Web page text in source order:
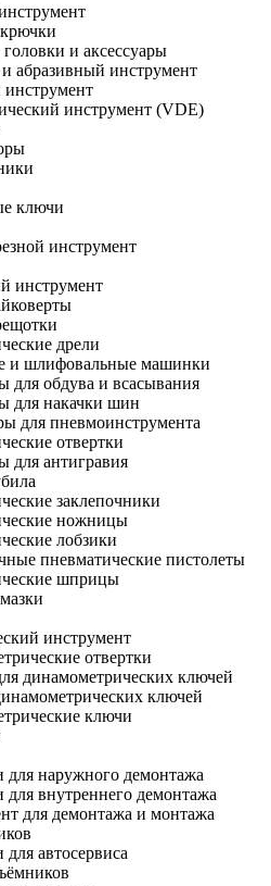
и аксессуары
абразивный инструмент
инструмент (VDE)
ключи
инструмент
инструмент
дрели
и шлифовальные машинки
для обдува и всасывания
для накачки шин
для пневмоинструмента
отвертки
для антигравия
заклепочники
ножницы
лобзики
пневматические пистолеты
шприцы
инструмент
отвертки
динамометрических ключей
ключей
ключи
наружного демонтажа
внутреннего демонтажа
для демонтажа и монтажа
автосервиса